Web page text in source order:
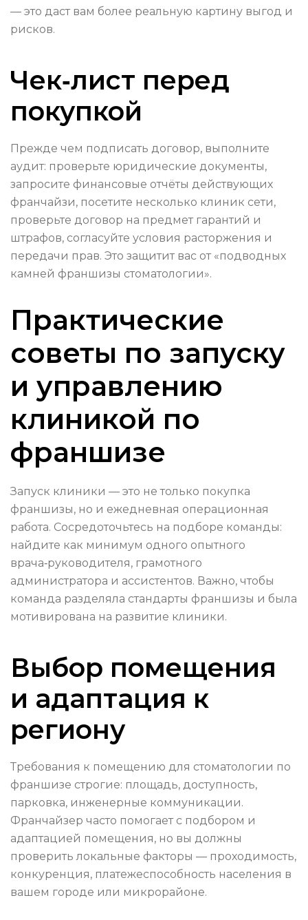
— это даст вам более реальную картину выгод и
рисков.
Чек‑лист перед
покупкой
Прежде чем подписать договор, выполните
аудит: проверьте юридические документы,
запросите финансовые отчёты действующих
франчайзи, посетите несколько клиник сети,
проверьте договор на предмет гарантий и
штрафов, согласуйте условия расторжения и
передачи прав. Это защитит вас от «подводных
камней франшизы стоматологии».
Практические
советы по запуску
и управлению
клиникой по
франшизе
Запуск клиники — это не только покупка
франшизы, но и ежедневная операционная
работа. Сосредоточьтесь на подборе команды:
найдите как минимум одного опытного
врача‑руководителя, грамотного
администратора и ассистентов. Важно, чтобы
команда разделяла стандарты франшизы и была
мотивирована на развитие клиники.
Выбор помещения
и адаптация к
региону
Требования к помещению для стоматологии по
франшизе строгие: площадь, доступность,
парковка, инженерные коммуникации.
Франчайзер часто помогает с подбором и
адаптацией помещения, но вы должны
проверить локальные факторы — проходимость,
конкуренция, платежеспособность населения в
вашем городе или микрорайоне.